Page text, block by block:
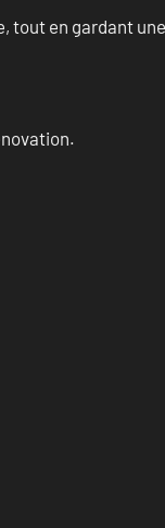
tout en gardant